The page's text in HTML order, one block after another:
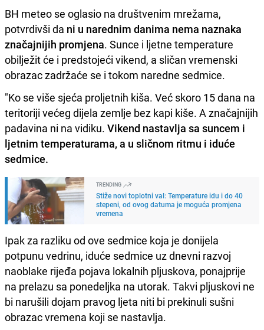
BH meteo se oglasio na društvenim mrežama,
potvrdivši da ni u narednim danima nema naznaka
značajnijih promjena. Sunce i ljetne temperature
obilježit će i predstojeći vikend, a sličan vremenski
obrazac zadržaće se i tokom naredne sedmice.
"Ko se više sjeća proljetnih kiša. Već skoro 15 dana na
teritoriji većeg dijela zemlje bez kapi kiše. A značajnijih
padavina ni na vidiku. Vikend nastavlja sa suncem i
ljetnim temperaturama, a u sličnom ritmu i iduće
sedmice.
TRENDING
Stiže novi toplotni val: Temperature idu i do 40
stepeni, od ovog datuma je moguća promjena
vremena
Ipak za razliku od ove sedmice koja je donijela
potpunu vedrinu, iduće sedmice uz dnevni razvoj
naoblake rijeđa pojava lokalnih pljuskova, ponajprije
na prelazu sa ponedeljka na utorak. Takvi pljuskovi ne
bi narušili dojam pravog ljeta niti bi prekinuli sušni
obrazac vremena koji se nastavlja.